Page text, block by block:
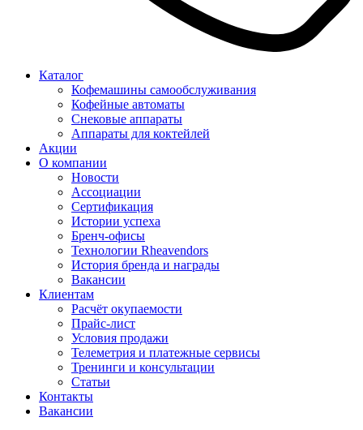
Каталог
Кофемашины самообслуживания
Кофейные автоматы
Снековые аппараты
Аппараты для коктейлей
Акции
О компании
Новости
Ассоциации
Сертификация
Истории успеха
Бренч-офисы
Технологии Rheavendors
История бренда и награды
Вакансии
Клиентам
Расчёт окупаемости
Прайс-лист
Условия продажи
Телеметрия и платежные сервисы
Тренинги и консультации
Статьи
Контакты
Вакансии